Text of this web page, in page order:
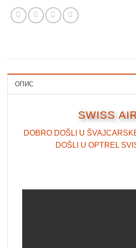
ОПИС
SWISS
DOBRO DOŠLI U
DOŠLI U OPTREL